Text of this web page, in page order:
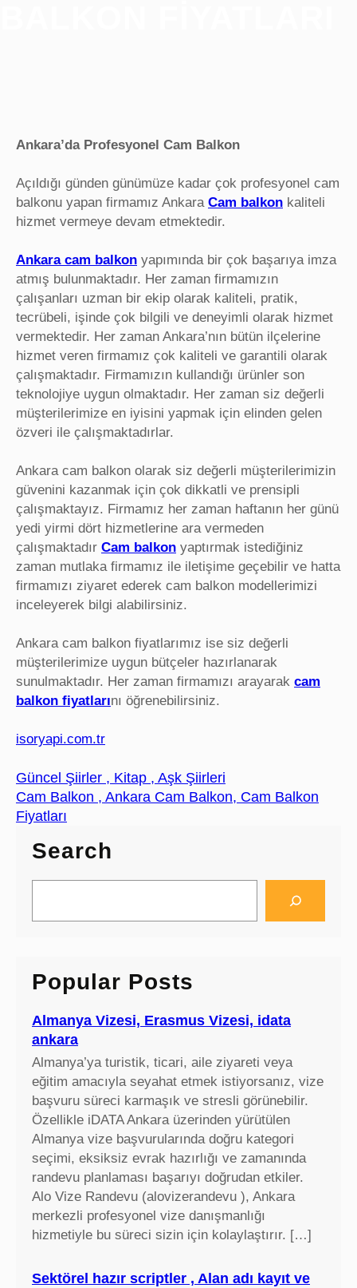
Ankara’da Profesyonel Cam Balkon
Açıldığı günden günümüze kadar çok profesyonel cam
balkonu yapan firmamız Ankara Cam balkon kaliteli
hizmet vermeye devam etmektedir.
Ankara cam balkon yapımında bir çok başarıya imza
atmış bulunmaktadır. Her zaman firmamızın
çalışanları uzman bir ekip olarak kaliteli, pratik,
tecrübeli, işinde çok bilgili ve deneyimli olarak hizmet
vermektedir. Her zaman Ankara’nın bütün ilçelerine
hizmet veren firmamız çok kaliteli ve garantili olarak
çalışmaktadır. Firmamızın kullandığı ürünler son
teknolojiye uygun olmaktadır. Her zaman siz değerli
müşterilerimize en iyisini yapmak için elinden gelen
özveri ile çalışmaktadırlar.
Ankara cam balkon olarak siz değerli müşterilerimizin
güvenini kazanmak için çok dikkatli ve prensipli
çalışmaktayız. Firmamız her zaman haftanın her günü
yedi yirmi dört hizmetlerine ara vermeden
çalışmaktadır Cam balkon yaptırmak istediğiniz
zaman mutlaka firmamız ile iletişime geçebilir ve hatta
firmamızı ziyaret ederek cam balkon modellerimizi
inceleyerek bilgi alabilirsiniz.
Ankara cam balkon fiyatlarımız ise siz değerli
müşterilerimize uygun bütçeler hazırlanarak
sunulmaktadır. Her zaman firmamızı arayarak cam
balkon fiyatlarını öğrenebilirsiniz.
isoryapi.com.tr
Güncel Şiirler , Kitap , Aşk Şiirleri
Cam Balkon , Ankara Cam Balkon, Cam Balkon
Fiyatları
Search
a
h
Popular Posts
Almanya Vizesi, Erasmus Vizesi, idata
ankara
Almanya’ya turistik, ticari, aile ziyareti veya
eğitim amacıyla seyahat etmek istiyorsanız, vize
başvuru süreci karmaşık ve stresli görünebilir.
Özellikle iDATA Ankara üzerinden yürütülen
Almanya vize başvurularında doğru kategori
seçimi, eksiksiz evrak hazırlığı ve zamanında
randevu planlaması başarıyı doğrudan etkiler.
Alo Vize Randevu (alovizerandevu ), Ankara
merkezli profesyonel vize danışmanlığı
hizmetiyle bu süreci sizin için kolaylaştırır. […]
Sektörel hazır scriptler , Alan adı kayıt ve